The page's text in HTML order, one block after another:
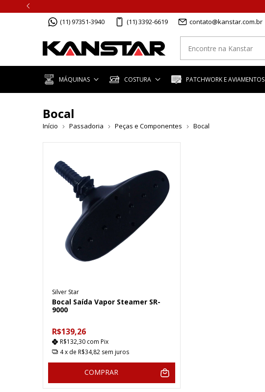
(11) 97351-3940 (11) 3392-6619 contato@kanstar.com.br
MÁQUINAS COSTURA PATCHWORK E AVIAMENTOS
Bocal
Início Passadoria Peças e Componentes Bocal
Silver Star
Bocal Saída Vapor Steamer SR-
9000
R$139,26
R$132,30 com Pix
4x de R$34,82 sem juros
COMPRAR